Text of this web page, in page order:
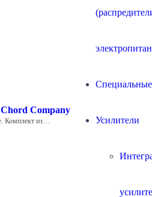
Усилители
Company Little Trousers
Комплект из…